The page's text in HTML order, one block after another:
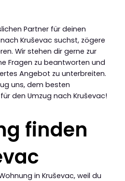
Partner für deinen
Kruševac suchst, zögere
Wir stehen dir gerne zur
Fragen zu beantworten und
Angebot zu unterbreiten.
uns, dem besten
den Umzug nach Kruševac!
finden
in Kruševac, weil du